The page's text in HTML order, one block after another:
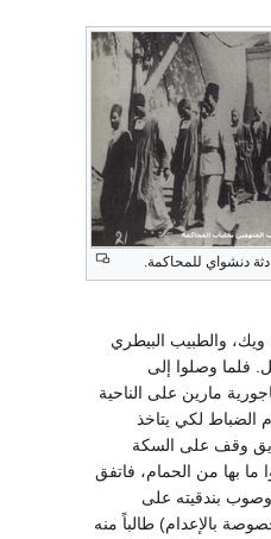
دنشواي للمحاكمة.
ويك، والطبيب البيطري
فلما وصلوا إلى
مارين على الناحية
الضباط لكي يتاخذ
وقف على السكة
ما بها من الحمام، فاتفق
وصوب بندقيته على
بالإعدام) طالباً منه